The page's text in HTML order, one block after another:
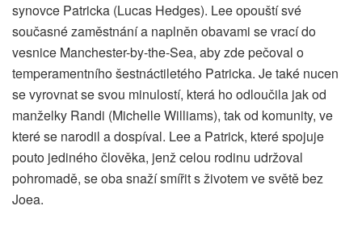
synovce Patricka (Lucas Hedges). Lee opouští své
současné zaměstnání a naplněn obavami se vrací do
vesnice Manchester-by-the-Sea, aby zde pečoval o
temperamentního šestnáctiletého Patricka. Je také nucen
se vyrovnat se svou minulostí, která ho odloučila jak od
manželky Randi (Michelle Williams), tak od komunity, ve
které se narodil a dospíval. Lee a Patrick, které spojuje
pouto jediného člověka, jenž celou rodinu udržoval
pohromadě, se oba snaží smířit s životem ve světě bez
Joea.